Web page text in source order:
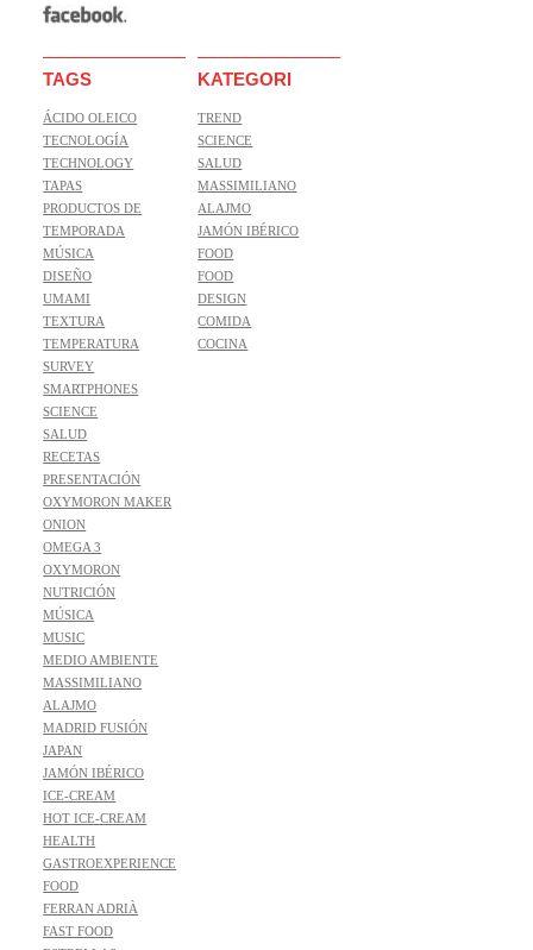
TAGS
ÁCIDO OLEICO
TECNOLOGÍA
TECHNOLOGY
TAPAS
PRODUCTOS DE
TEMPORADA
MÚSICA
DISEÑO
UMAMI
TEXTURA
TEMPERATURA
SURVEY
SMARTPHONES
SCIENCE
SALUD
RECETAS
PRESENTACIÓN
OXYMORON MAKER
ONION
OMEGA 3
OXYMORON
NUTRICIÓN
MÚSICA
MUSIC
MEDIO AMBIENTE
MASSIMILIANO
ALAJMO
MADRID FUSIÓN
JAPAN
JAMÓN IBÉRICO
ICE-CREAM
HOT ICE-CREAM
HEALTH
GASTROEXPERIENCE
FOOD
FERRAN ADRIÀ
FAST FOOD
KATEGORI
TREND
SCIENCE
SALUD
MASSIMILIANO
ALAJMO
JAMÓN IBÉRICO
FOOD
FOOD
DESIGN
COMIDA
COCINA